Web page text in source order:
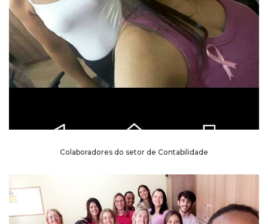
Colaboradores do setor de Contabilidade